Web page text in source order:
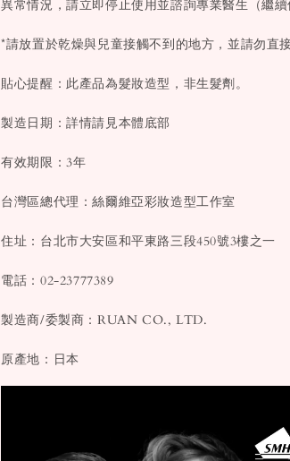
異常情況，請立即停止使用並諮詢專業醫生（繼續
*請放置於乾燥與兒童接觸不到的地方，並請勿直接
貼心提醒：此產品為髮妝造型，非生髮劑。
製造日期：詳情請見本體底部
有效期限：3年
台灣區總代理：絲爾維亞彩妝造型工作室
住址：台北市大安區和平東路三段450號3樓之一
電話：02-23777389
製造商/委製商：RUAN CO., LTD.
原產地：日本